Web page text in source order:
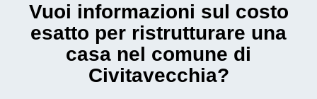
Vuoi informazioni sul costo
esatto per ristrutturare una
casa nel comune di
Civitavecchia?